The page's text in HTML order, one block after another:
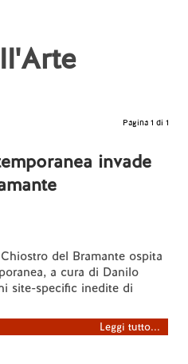
Pagina 1 di 1
invade
del Bramante ospita
a cura di Danilo
site-specific inedite di
Leggi tutto...